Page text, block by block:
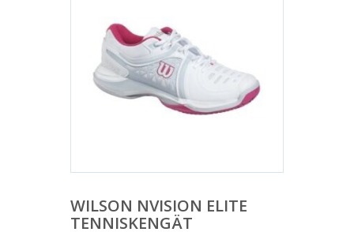
WILSON NVISION ELITE
TENNISKENGÄT